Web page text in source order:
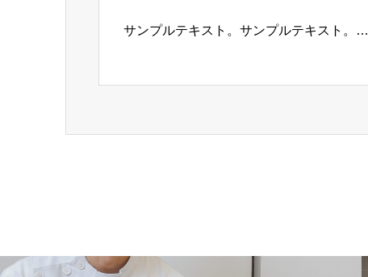
サンプルテキスト。サンプルテキスト。…